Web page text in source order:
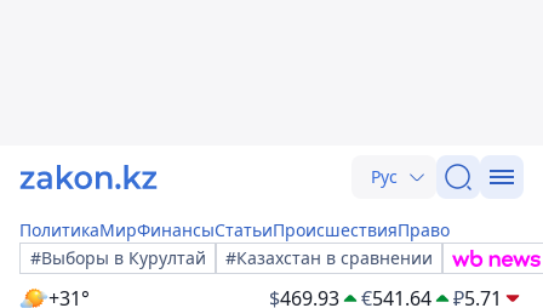
Рус
ПолитикаМирФинансыСтатьиПроисшествияПраво
#Выборы в Курултай
#Казахстан в сравнении
+31° $469.93 €541.64 ₽5.71